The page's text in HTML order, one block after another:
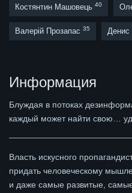
Костянтин Машовець 40
Валерій Прозапас 35 Денис
Информация
Блуждая в потоках
каждый может найти свою…
Власть искусного
придать человеческому
и даже самые развитые,